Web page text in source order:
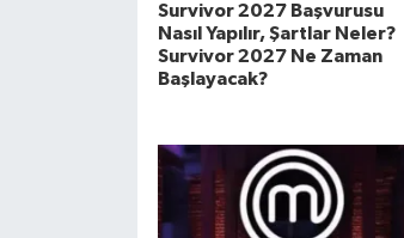
Survivor 2027 Başvurusu
Nasıl Yapılır, Şartlar Neler?
Survivor 2027 Ne Zaman
Başlayacak?